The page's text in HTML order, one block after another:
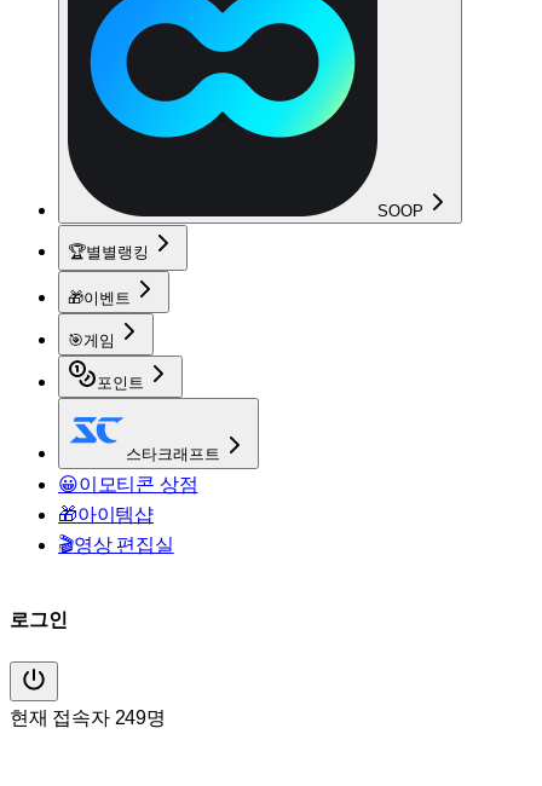
SOOP
🏆별별랭킹
🎁이벤트
🎯게임
포인트
스타크래프트
😀이모티콘 상점
🎁아이템샵
🎬영상 편집실
로그인
현재 접속자 249명